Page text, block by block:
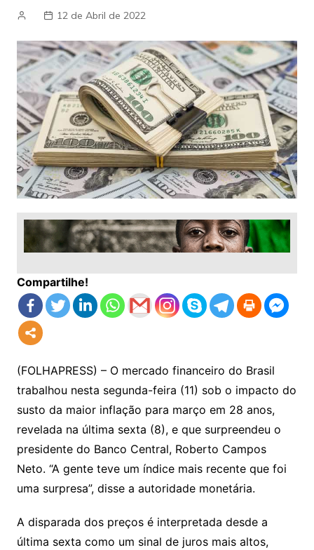
12 de Abril de 2022
Compartilhe!
(FOLHAPRESS) – O mercado financeiro do Brasil
trabalhou nesta segunda-feira (11) sob o impacto do
susto da maior inflação para março em 28 anos,
revelada na última sexta (8), e que surpreendeu o
presidente do Banco Central, Roberto Campos
Neto. “A gente teve um índice mais recente que foi
uma surpresa”, disse a autoridade monetária.
A disparada dos preços é interpretada desde a
última sexta como um sinal de juros mais altos,